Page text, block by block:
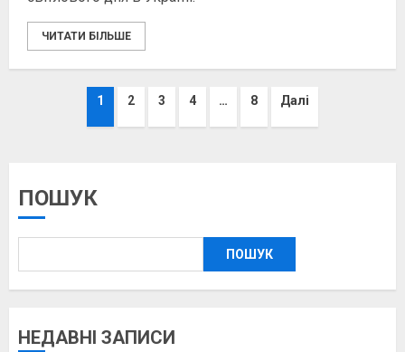
ЧИТАТИ БІЛЬШЕ
Пагінація
1 2 3 4 … 8 Далі
ПОШУК
ПОШУК
НЕДАВНІ ЗАПИСИ